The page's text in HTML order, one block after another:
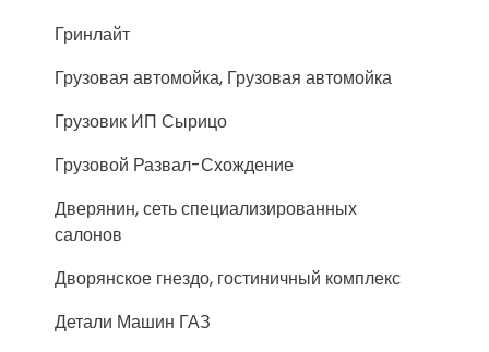
Гринлайт
Грузовая автомойка, Грузовая автомойка
Грузовик ИП Сырицо
Грузовой Развал-Схождение
Дверянин, сеть специализированных
салонов
Дворянское гнездо, гостиничный комплекс
Детали Машин ГАЗ